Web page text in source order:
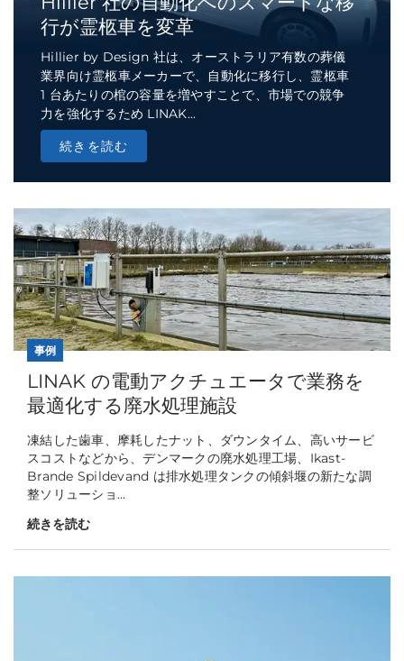
行が霊柩車を変革
Hillier by Design 社は、オーストラリア有数の葬儀
業界向け霊柩車メーカーで、自動化に移行し、霊柩車
1 台あたりの棺の容量を増やすことで、市場での競争
力を強化するため LINAK...
続きを読む
事例
LINAK の電動アクチュエータで業務を
最適化する廃水処理施設
凍結した歯車、摩耗したナット、ダウンタイム、高いサービ
スコストなどから、デンマークの廃水処理工場、Ikast-
Brande Spildevand は排水処理タンクの傾斜堰の新たな調
整ソリューショ...
続きを読む